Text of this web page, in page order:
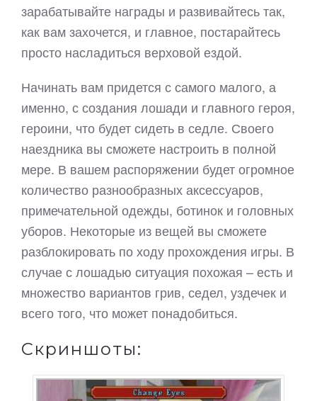
зарабатывайте награды и развивайтесь так,
как вам захочется, и главное, постарайтесь
просто насладиться верховой ездой.
Начинать вам придется с самого малого, а
именно, с создания лошади и главного героя,
героини, что будет сидеть в седле. Своего
наездника вы сможете настроить в полной
мере. В вашем распоряжении будет огромное
количество разнообразных аксессуаров,
примечательной одежды, ботинок и головных
уборов. Некоторые из вещей вы сможете
разблокировать по ходу прохождения игры. В
случае с лошадью ситуация похожая – есть и
множество вариантов грив, седел, уздечек и
всего того, что может понадобиться.
Скриншоты: